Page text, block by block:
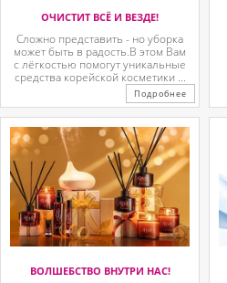
ОЧИСТИТ ВСЁ И ВЕЗДЕ!
Сложно представить - но уборка
может быть в радость.В этом Вам
с лёгкостью помогут уникальные
средства корейской косметики ...
Подробнее
ВОЛШЕБСТВО ВНУТРИ НАС!